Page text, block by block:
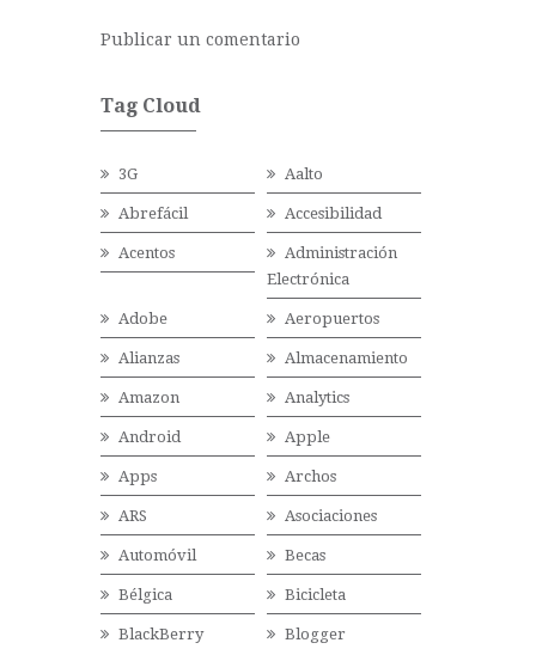
Publicar un comentario
Tag Cloud
3G Aalto
Abrefácil Accesibilidad
Acentos
Administración
Electrónica
Adobe Aeropuertos
Alianzas Almacenamiento
Amazon Analytics
Android Apple
Apps Archos
ARS Asociaciones
Automóvil Becas
Bélgica Bicicleta
BlackBerry Blogger